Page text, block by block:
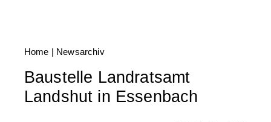
Home | Newsarchiv
Baustelle Landratsamt
Landshut in Essenbach